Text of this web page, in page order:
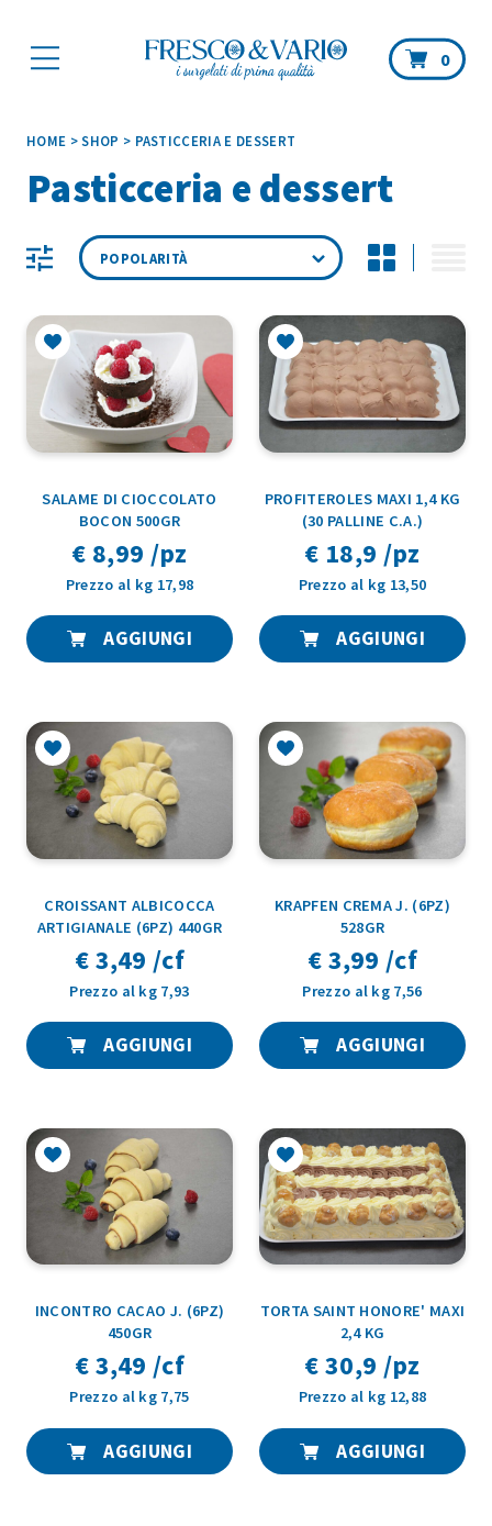
0
HOME >SHOP > PASTICCERIA E DESSERT
Pasticceria e dessert
SALAME DI CIOCCOLATO
BOCON 500GR
€ 8,99 /pz
Prezzo al kg 17,98
AGGIUNGI
PROFITEROLES MAXI 1,4 KG
(30 PALLINE C.A.)
€ 18,9 /pz
Prezzo al kg 13,50
AGGIUNGI
CROISSANT ALBICOCCA
ARTIGIANALE (6PZ) 440GR
€ 3,49 /cf
Prezzo al kg 7,93
AGGIUNGI
KRAPFEN CREMA J. (6PZ)
528GR
€ 3,99 /cf
Prezzo al kg 7,56
AGGIUNGI
INCONTRO CACAO J. (6PZ)
450GR
€ 3,49 /cf
Prezzo al kg 7,75
AGGIUNGI
TORTA SAINT HONORE' MAXI
2,4 KG
€ 30,9 /pz
Prezzo al kg 12,88
AGGIUNGI